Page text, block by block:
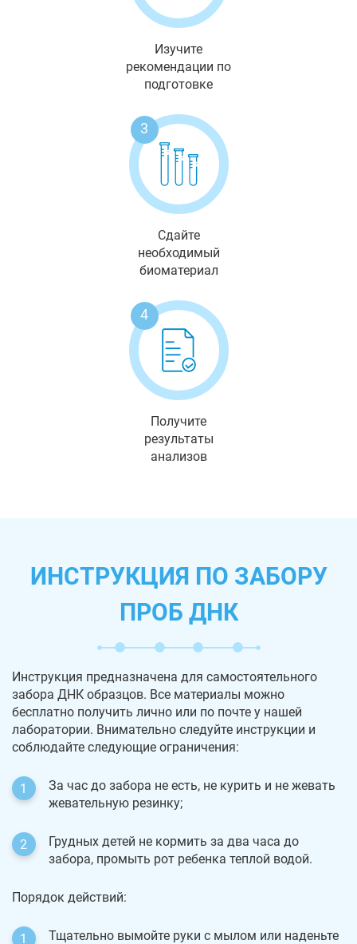
Изучите
рекомендации по
подготовке
3
Сдайте
необходимый
биоматериал
4
Получите
результаты
анализов
ИНСТРУКЦИЯ ПО ЗАБОРУ
ПРОБ ДНК
Инструкция предназначена для самостоятельного
забора ДНК образцов. Все материалы можно
бесплатно получить лично или по почте у нашей
лаборатории. Внимательно следуйте инструкции и
соблюдайте следующие ограничения:
За час до забора не есть, не курить и не жевать
жевательную резинку;
Грудных детей не кормить за два часа до
забора, промыть рот ребенка теплой водой.
Порядок действий:
Тщательно вымойте руки с мылом или наденьте